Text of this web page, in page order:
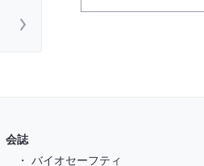
会誌
・ バイオセーフティ